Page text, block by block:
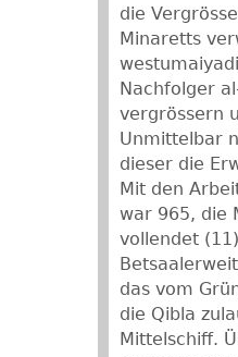
die
Minaretts
Nachfolger
vergrössern
Unmittelbar
dieser die
Mit den
war 965, die
vollendet
das vom
die Qibla
Mittelschiff.